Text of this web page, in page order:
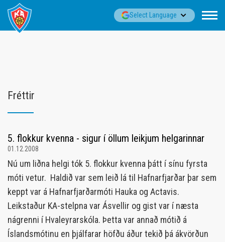
Fara
Select Language▼
Fréttir
5. flokkur kvenna - sigur í öllum leikjum helgarinnar
01.12.2008
Nú um liðna helgi tók 5. flokkur kvenna þátt í sínu fyrsta
móti vetur. Haldið var sem leið lá til Hafnarfjarðar þar sem
keppt var á Hafnarfjarðarmóti Hauka og Actavis.
Leikstaður KA-stelpna var Ásvellir og gist var í næsta
nágrenni í Hvaleyrarskóla. Þetta var annað mótið á
Íslandsmótinu en þjálfarar höfðu áður tekið þá ákvörðun